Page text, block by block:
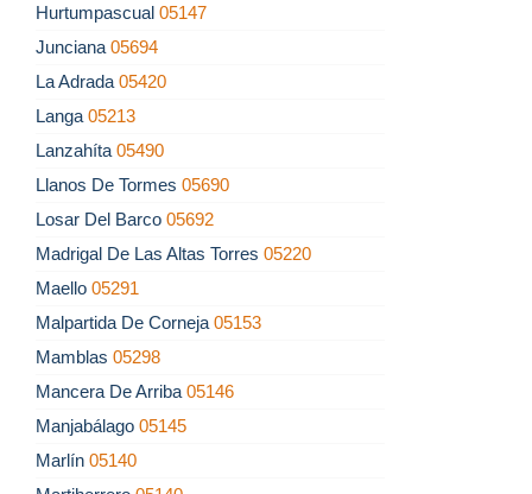
Hurtumpascual 05147
Junciana 05694
La Adrada 05420
Langa 05213
Lanzahíta 05490
Llanos De Tormes 05690
Losar Del Barco 05692
Madrigal De Las Altas Torres 05220
Maello 05291
Malpartida De Corneja 05153
Mamblas 05298
Mancera De Arriba 05146
Manjabálago 05145
Marlín 05140